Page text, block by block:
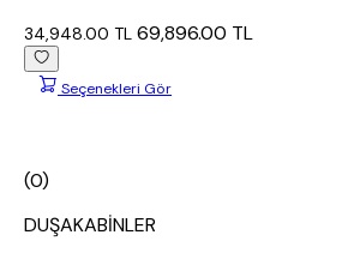
34,948.00 TL 69,896.00 TL
Seçenekleri Gör
(0)
DUŞAKABİNLER